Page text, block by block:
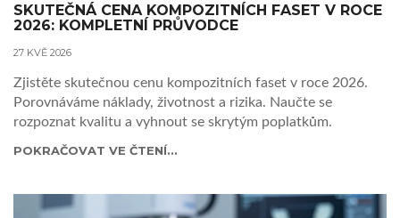
SKUTEČNÁ CENA KOMPOZITNÍCH FASET V ROCE
2026: KOMPLETNÍ PRŮVODCE
27 KVĚ 2026
Zjistěte skutečnou cenu kompozitních faset v roce 2026.
Porovnáváme náklady, životnost a rizika. Naučte se
rozpoznat kvalitu a vyhnout se skrytým poplatkům.
POKRAČOVAT VE ČTENÍ...